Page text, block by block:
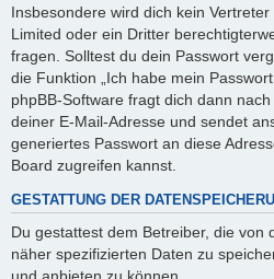
Insbesondere wird dich kein
Limited oder ein Dritter
fragen. Solltest du dein Passwort
die Funktion „Ich habe mein
phpBB-Software fragt dich dann
deiner E-Mail-Adresse und sendet
generiertes Passwort an diese
Board zugreifen kannst.
GESTATTUNG DER
Du gestattest dem Betreiber, die von
näher spezifizierten Daten zu
und anbieten zu können.